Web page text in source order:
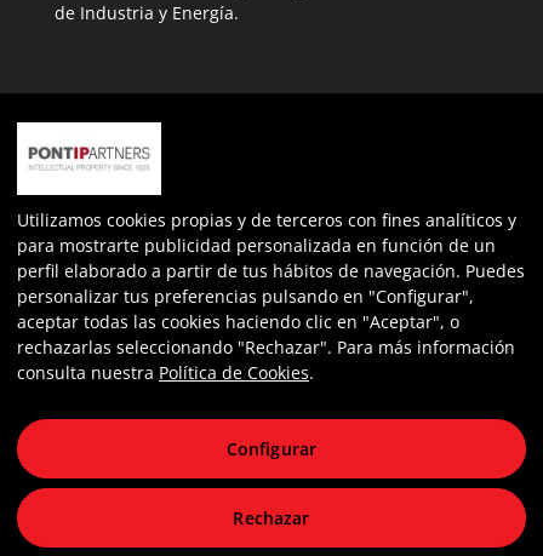
de Industria y Energía.
Más información sobre la ayuda
nº de expediente: ECOVUL/2023/487/46
Utilizamos cookies propias y de terceros con fines analíticos y
para mostrarte publicidad personalizada en función de un
perfil elaborado a partir de tus hábitos de navegación. Puedes
personalizar tus preferencias pulsando en "Configurar",
aceptar todas las cookies haciendo clic en "Aceptar", o
rechazarlas seleccionando "Rechazar". Para más información
consulta nuestra Política de Cookies.
Configurar
Rechazar
Aviso Legal
Política de Privacidad